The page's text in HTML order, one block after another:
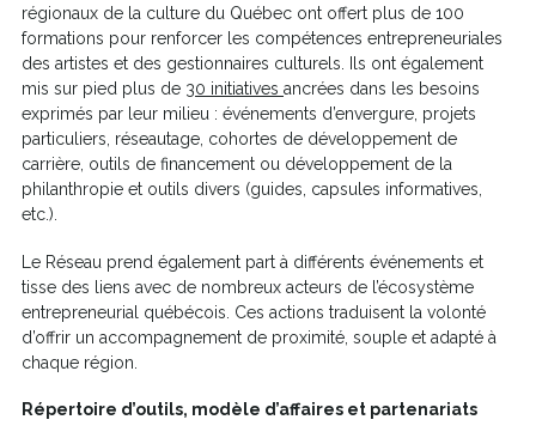
régionaux de la culture du Québec ont offert plus de 100
formations pour renforcer les compétences entrepreneuriales
des artistes et des gestionnaires culturels. Ils ont également
mis sur pied plus de 30 initiatives Ce
lien
s'ouvrira
dans
une
ancrées dans les besoins
exprimés par leur milieu : événements d’envergure, projets
particuliers, réseautage, cohortes de développement de
carrière, outils de financement ou développement de la
philanthropie et outils divers (guides, capsules informatives,
etc.).
Le Réseau prend également part à différents événements et
tisse des liens avec de nombreux acteurs de l’écosystème
entrepreneurial québécois. Ces actions traduisent la volonté
d’offrir un accompagnement de proximité, souple et adapté à
chaque région.
Répertoire d’outils, modèle d’affaires et partenariats